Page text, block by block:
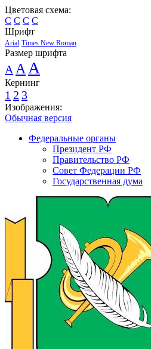
Цветовая схема:
C C C C
Шрифт
Arial Times New Roman
Размер шрифта
A A A
Кернинг
1 2 3
Изображения:
Обычная версия
Федеральные органы
Президент РФ
Правительство РФ
Совет Федерации РФ
Государственная дума